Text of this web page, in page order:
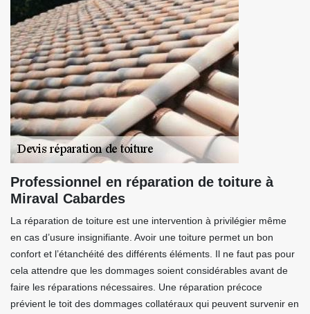
Professionnel en réparation de toiture à
Miraval Cabardes
La réparation de toiture est une intervention à privilégier même
en cas d’usure insignifiante. Avoir une toiture permet un bon
confort et l’étanchéité des différents éléments. Il ne faut pas pour
cela attendre que les dommages soient considérables avant de
faire les réparations nécessaires. Une réparation précoce
prévient le toit des dommages collatéraux qui peuvent survenir en